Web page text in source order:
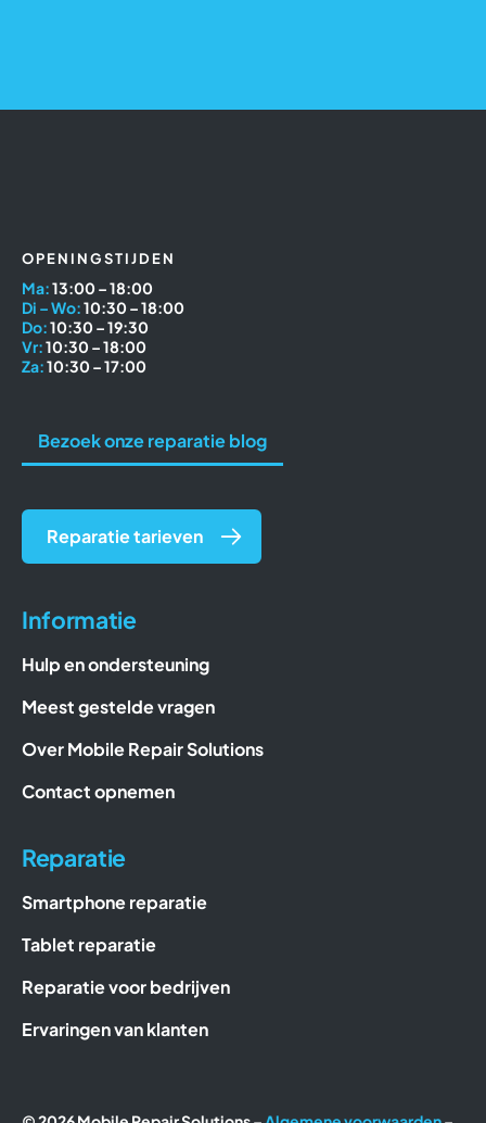
OPENINGSTIJDEN
Ma:13:00 – 18:00
Di – Wo:10:30 – 18:00
Do:10:30 – 19:30
Vr:10:30 – 18:00
Za:10:30 – 17:00
Informatie
Hulp en ondersteuning
Meest gestelde vragen
Over Mobile Repair Solutions
Contact opnemen
Reparatie
Smartphone reparatie
Tablet reparatie
Reparatie voor bedrijven
Ervaringen van klanten
Bezoek onze reparatie blog
Reparatie tarieven